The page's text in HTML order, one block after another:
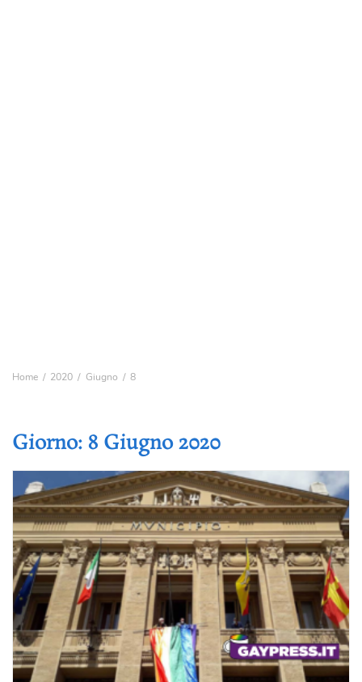
Home 2020 Giugno 8
Giorno: 8 Giugno 2020